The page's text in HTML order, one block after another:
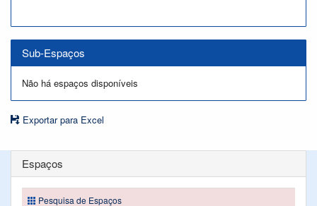
Sub-Espaços
Não há espaços disponíveis
Exportar para Excel
Espaços
Pesquisa de Espaços